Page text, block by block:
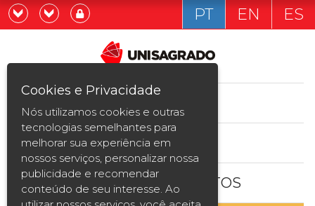
Graduação
Pós-graduação e MBA
Curta Duração
Vestibular
Já sou estudande
Quero ser estudante
PT EN ES
ESTUDE AQUI
BOLSAS E DESCONTOS
Cookies e Privacidade
Nós utilizamos cookies e outras
tecnologias semelhantes para
melhorar sua experiência em
nossos serviços, personalizar nossa
publicidade e recomendar
conteúdo de seu interesse. Ao